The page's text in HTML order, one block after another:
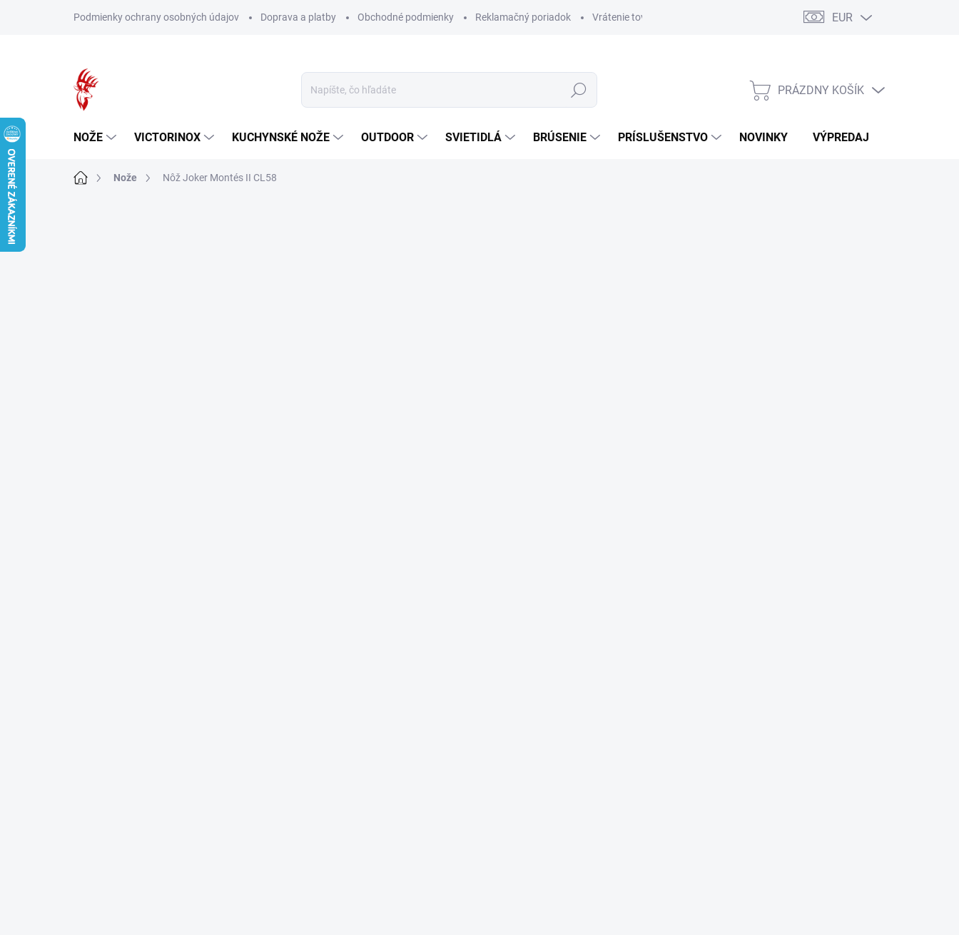
Podmienky ochrany osobných údajov Doprava a platby Obchodné podmienky Reklamačný poriadok Vrátenie tovaru EUR
Hľadať
NÁKUPNÝ
PRÁZDNY KOŠÍK
NOŽE VICTORINOX KUCHYNSKÉ NOŽE OUTDOOR SVIETIDLÁ BRÚSENIE PRÍSLUŠENSTVO NOVINKY VÝPREDAJ
DomovNože Nôž Joker Montés II CL58